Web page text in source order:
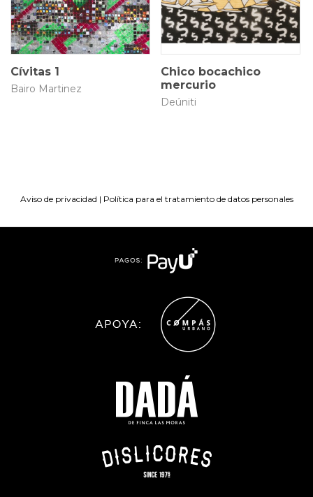
$8.000.000
Cívitas 1
Bairo Martinez
$280.000
Chico bocachico
mercurio
Deúniti
Aviso de privacidad | Política para el tratamiento de datos personales